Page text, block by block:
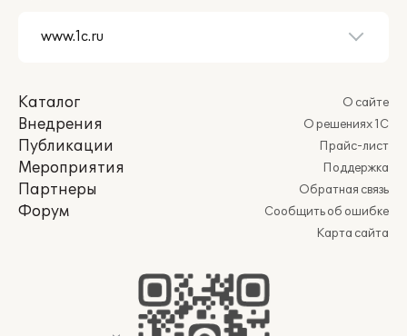
Каталог
Внедрения
Публикации
Мероприятия
Партнеры
Форум
О сайте
О решениях 1С
Прайс-лист
Поддержка
Обратная связь
Сообщить об ошибке
Карта сайта